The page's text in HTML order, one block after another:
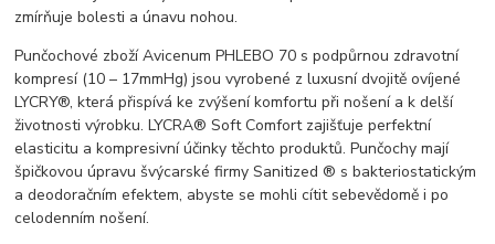
zmírňuje bolesti a únavu nohou.
Punčochové zboží Avicenum PHLEBO 70 s podpůrnou zdravotní
kompresí (10 – 17mmHg) jsou vyrobené z luxusní dvojitě ovíjené
LYCRY®, která přispívá ke zvýšení komfortu při nošení a k delší
životnosti výrobku. LYCRA® Soft Comfort zajišťuje perfektní
elasticitu a kompresivní účinky těchto produktů. Punčochy mají
špičkovou úpravu švýcarské firmy Sanitized ® s bakteriostatickým
a deodoračním efektem, abyste se mohli cítit sebevědomě i po
celodenním nošení.